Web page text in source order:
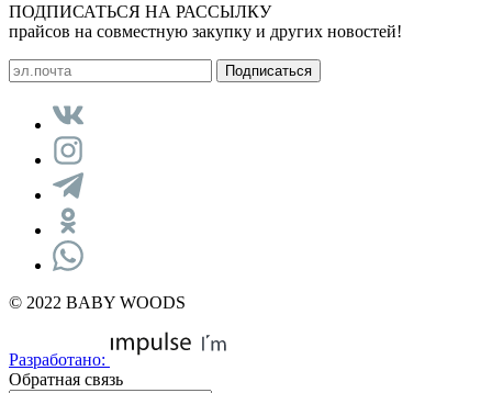
ПОДПИСАТЬСЯ НА РАССЫЛКУ
прайсов на совместную закупку и других новостей!
© 2022 BABY WOODS
Разработано:
Обратная связь